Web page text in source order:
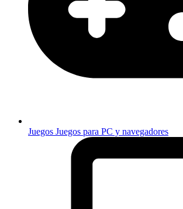
Juegos Juegos para PC y navegadores